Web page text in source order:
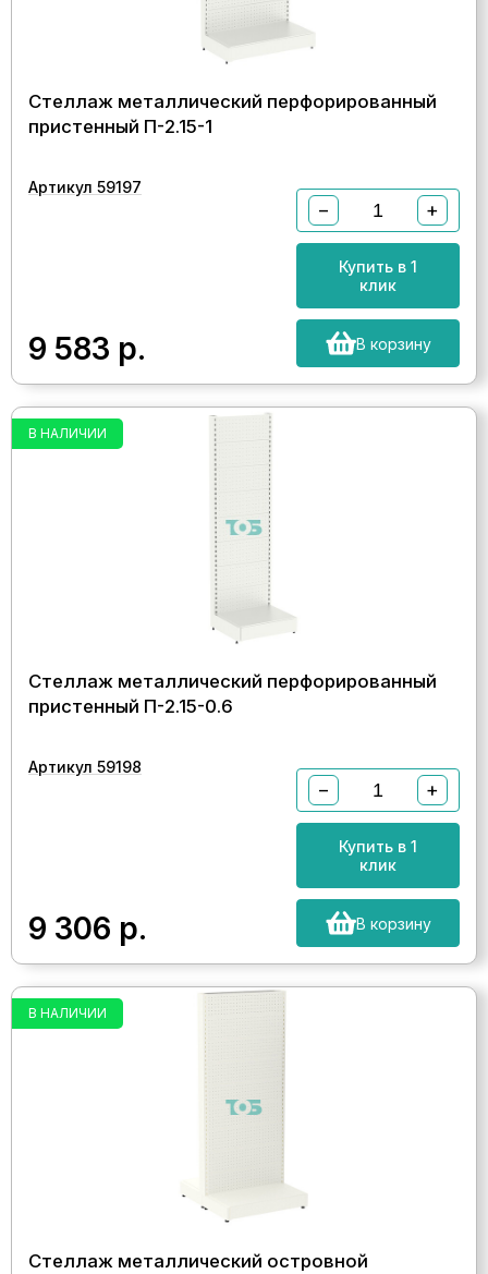
Стеллаж металлический перфорированный
пристенный П-2.15-1
Артикул 59197
9 583 р.
− +
Купить в 1
клик
В корзину
В НАЛИЧИИ
Стеллаж металлический перфорированный
пристенный П-2.15-0.6
Артикул 59198
9 306 р.
− +
Купить в 1
клик
В корзину
В НАЛИЧИИ
Стеллаж металлический островной